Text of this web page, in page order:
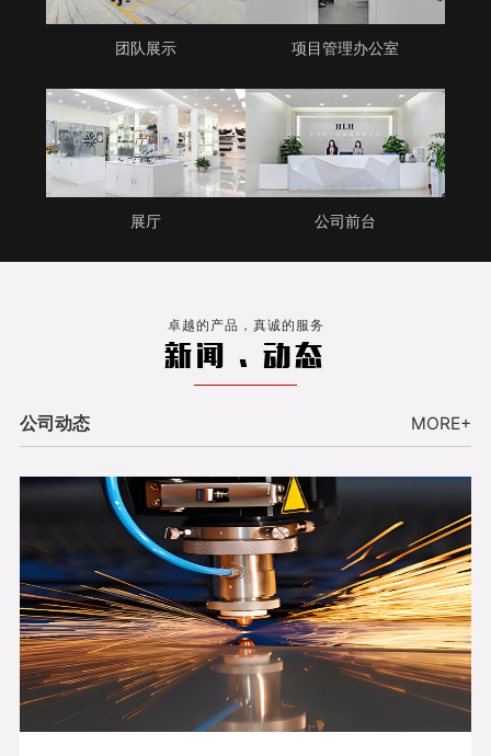
团队展示 项目管理办公室
展厅 公司前台
卓越的产品，真诚的服务
新闻 . 动态
公司动态 MORE+